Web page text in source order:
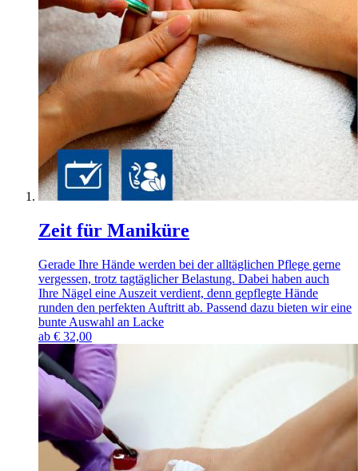
Zeit für Maniküre
Gerade Ihre Hände werden bei der alltäglichen Pflege gerne
vergessen, trotz tagtäglicher Belastung. Dabei haben auch
Ihre Nägel eine Auszeit verdient, denn gepflegte Hände
runden den perfekten Auftritt ab. Passend dazu bieten wir eine
bunte Auswahl an Lacke
ab € 32,00